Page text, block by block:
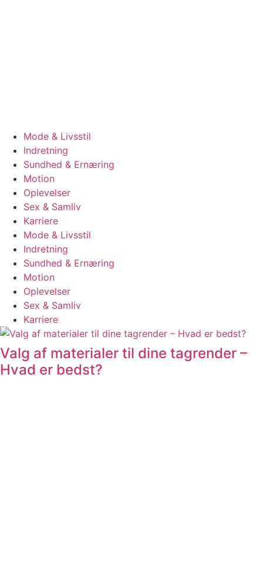
Mode & Livsstil
Indretning
Sundhed & Ernæring
Motion
Oplevelser
Sex & Samliv
Karriere
Mode & Livsstil
Indretning
Sundhed & Ernæring
Motion
Oplevelser
Sex & Samliv
Karriere
Valg af materialer til dine tagrender –
Hvad er bedst?